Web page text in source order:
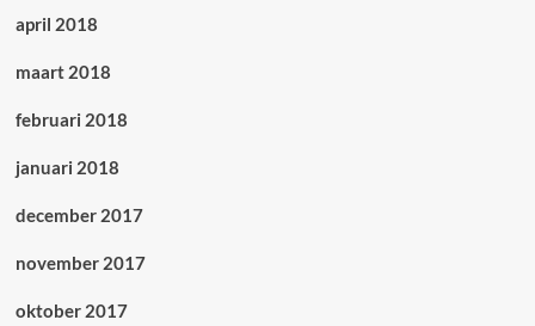
april 2018
maart 2018
februari 2018
januari 2018
december 2017
november 2017
oktober 2017